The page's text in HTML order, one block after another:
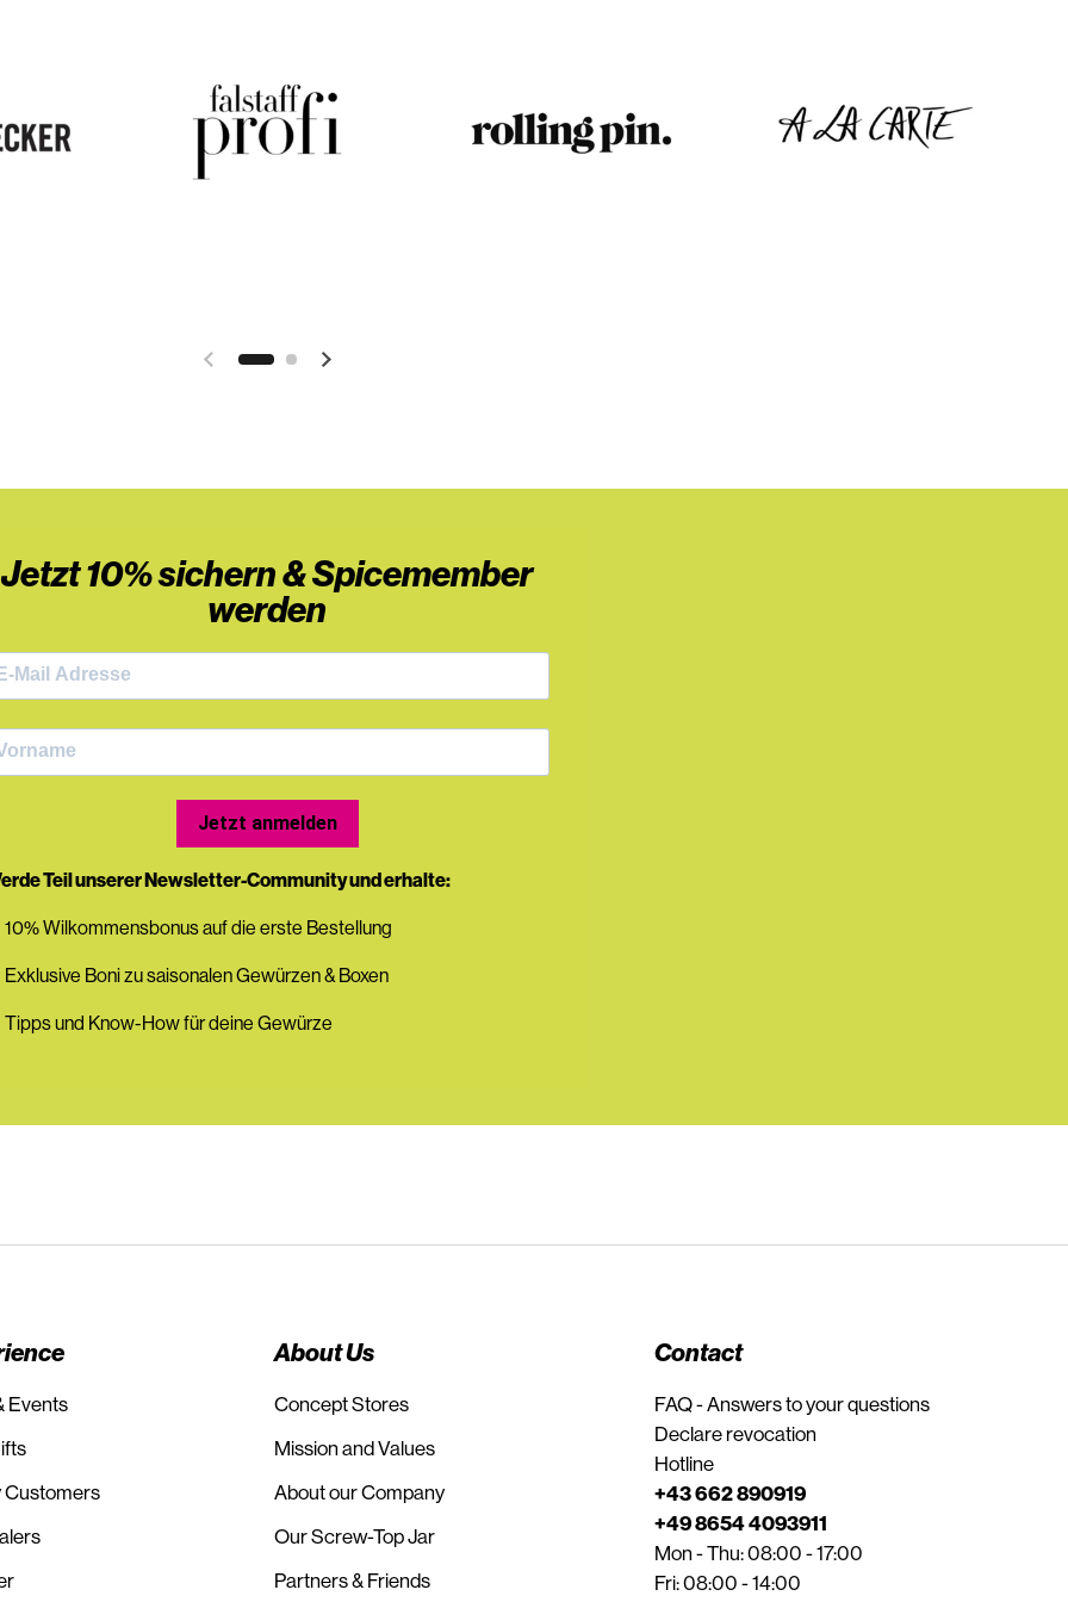
Jetzt 10% sichern & Spicemember
werden
Jetzt anmelden
Teil unserer Newsletter-Community und erhalte:
10% Wilkommensbonus auf die erste Bestellung
Exklusive Boni zu saisonalen Gewürzen & Boxen
Tipps und Know-How für deine Gewürze
Events
Customers
About Us
Concept Stores
Mission and Values
About our Company
Our Screw-Top Jar
Partners & Friends
Contact
FAQ - Answers to your questions
Declare revocation
Hotline
+43 662 890919
+49 8654 4093911
Mon - Thu: 08:00 - 17:00
Fri: 08:00 - 14:00